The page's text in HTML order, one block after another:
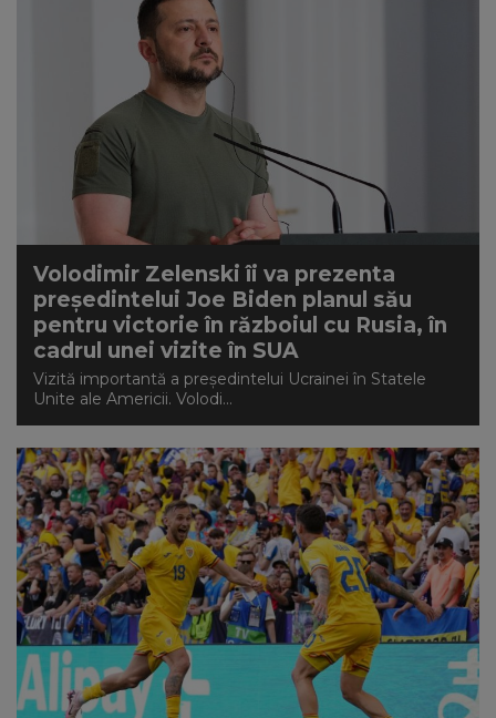
Volodimir Zelenski îi va prezenta
președintelui Joe Biden planul său
pentru victorie în războiul cu Rusia, în
cadrul unei vizite în SUA
Vizită importantă a președintelui Ucrainei în Statele
Unite ale Americii. Volodi...